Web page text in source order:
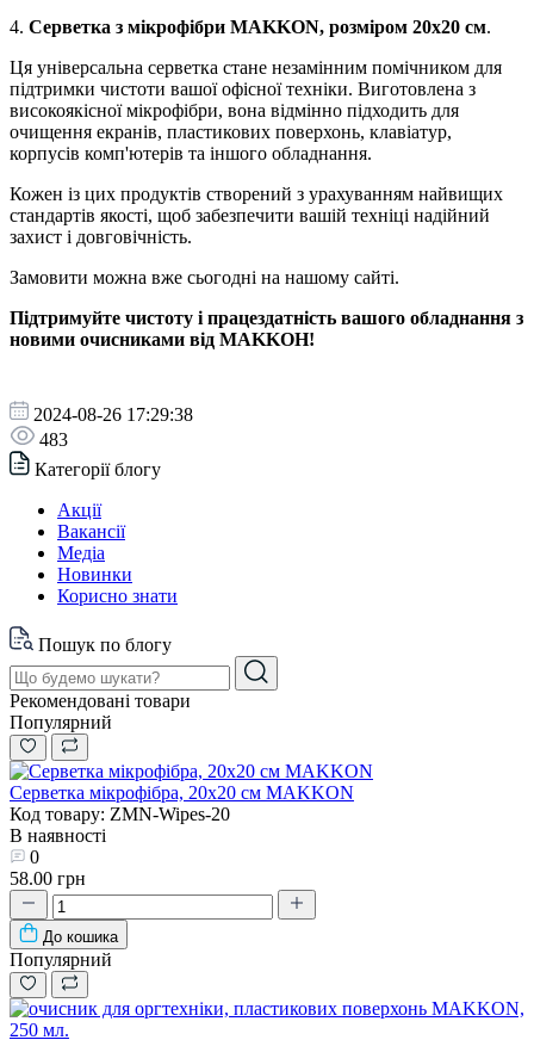
4. Серветка з мікрофібри MAKKON, розміром 20x20 см.
Ця універсальна серветка стане незамінним помічником для
підтримки чистоти вашої офісної техніки. Виготовлена з
високоякісної мікрофібри, вона відмінно підходить для
очищення екранів, пластикових поверхонь, клавіатур,
корпусів комп'ютерів та іншого обладнання.
Кожен із цих продуктів створений з урахуванням найвищих
стандартів якості, щоб забезпечити вашій техніці надійний
захист і довговічність.
Замовити можна вже сьогодні на нашому сайті.
Підтримуйте чистоту і працездатність вашого обладнання з
новими очисниками від MAKKOН!
2024-08-26 17:29:38
483
Категорії блогу
Акції
Вакансії
Медіа
Новинки
Корисно знати
Пошук по блогу
Рекомендовані товари
Популярний
Серветка мікрофібра, 20x20 см MAKKON
Код товару: ZMN-Wipes-20
В наявності
0
58.00 грн
До кошика
Популярний